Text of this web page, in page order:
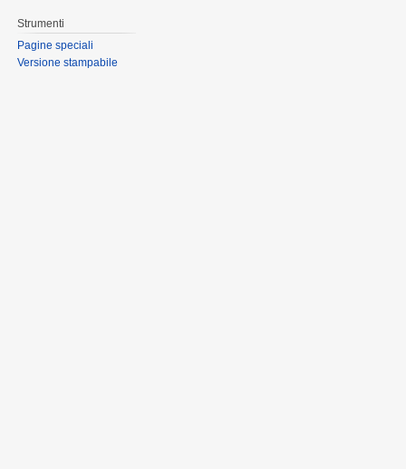
Strumenti
Pagine speciali
Versione stampabile